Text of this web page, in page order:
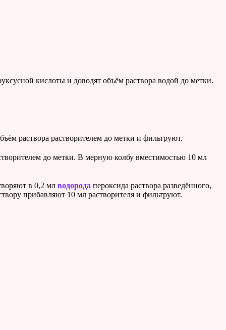
кислоты и доводят объём раствора водой до метки.
раствора растворителем до метки и фильтруют.
до метки. В мерную колбу вместимостью 10 мл
в 0,2 мл водорода пероксида раствора разведённого,
прибавляют 10 мл растворителя и фильтруют.